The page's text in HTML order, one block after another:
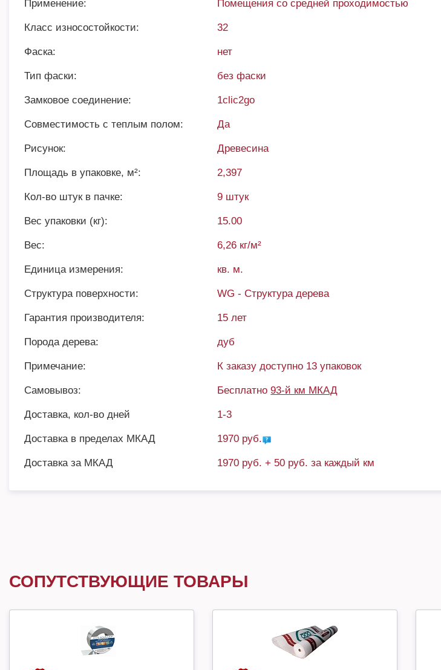
Применение: Помещения со средней проходимостью
Класс износостойкости: 32
Фаска: нет
Тип фаски: без фаски
Замковое соединение: 1clic2go
Совместимость с теплым полом: Да
Рисунок: Древесина
Площадь в упаковке, м²: 2,397
Кол-во штук в пачке: 9 штук
Вес упаковки (кг): 15.00
Вес: 6,26 кг/м²
Единица измерения: кв. м.
Структура поверхности: WG - Структура дерева
Гарантия производителя: 15 лет
Порода дерева: дуб
Примечание: К заказу доступно 13 упаковок
Самовывоз: Бесплатно93-й км МКАД
Доставка, кол-во дней 1-3
Доставка в пределах МКАД 1970 руб.
Доставка за МКАД 1970 руб. + 50 руб. за каждый км
СОПУТСТВУЮЩИЕ ТОВАРЫ